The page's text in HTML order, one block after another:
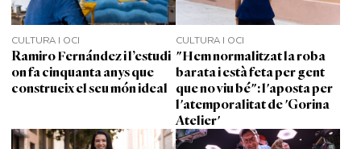
CULTURA I OCI
Ramiro Fernández i l’estudi
on fa cinquanta anys que
construeix el seu món ideal
CULTURA I OCI
"Hem normalitzat la roba
barata i està feta per gent
que no viu bé": l'aposta per
l'atemporalitat de 'Gorina
Atelier'